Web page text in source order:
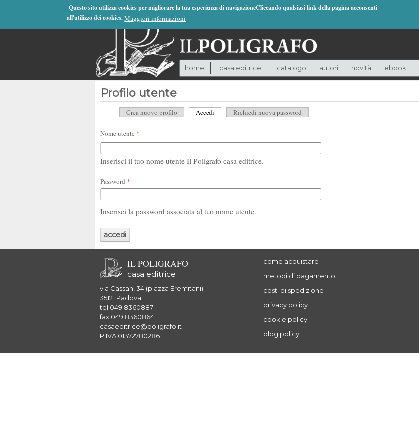
Questo sito utilizza cookies per migliorare la tua esperienza di navigazioneCliccando qualsiasi link della pagina acconsenti
all'utilizzo dei cookies. Maggiori informazioni
home casa editrice catalogo autori novità ebook
Profilo utente
Schede primarie
Crea nuovo profilo Accedi (scheda attiva)
Richiedi nuova password
Nome utente *
Inserisci il tuo nome utente Il Poligrafo casa editrice.
Password *
Inserisci la password associata al tuo nome utente.
IL POLIGRAFO
casa editrice
via Cassan, 34 (piazza Eremitani)
35121 Padova
tel 049 8360887
fax 049 8360864
casaeditrice@poligrafo.it
P.IVA 01372780286
come acquistare
metodi di pagamento
costi di spedizione
privacy policy
cookie policy
blog policy